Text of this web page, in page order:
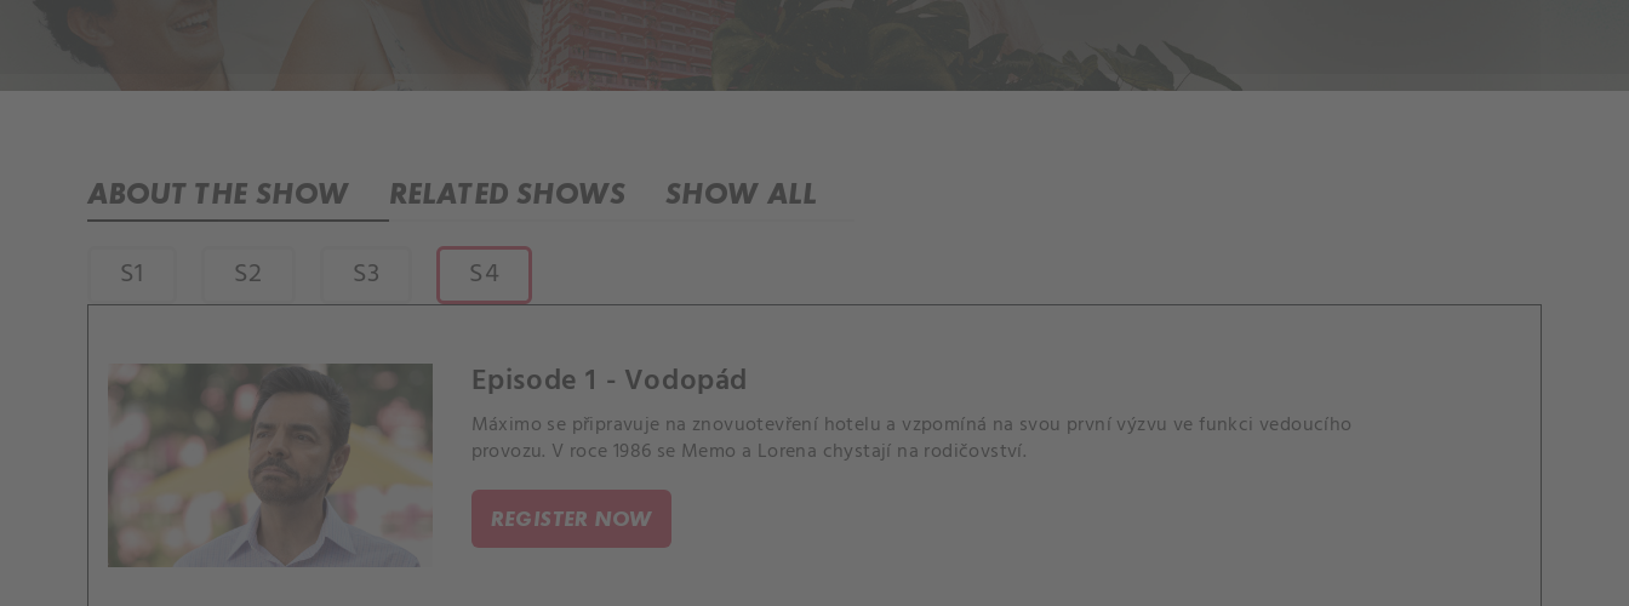
ABOUT THE SHOW RELATED SHOWS SHOW ALL
S1 S2 S3 S4
Episode 1 - Vodopád
Máximo se připravuje na znovuotevření hotelu a vzpomíná na svou první výzvu ve funkci vedoucího
provozu. V roce 1986 se Memo a Lorena chystají na rodičovství.
REGISTER NOW